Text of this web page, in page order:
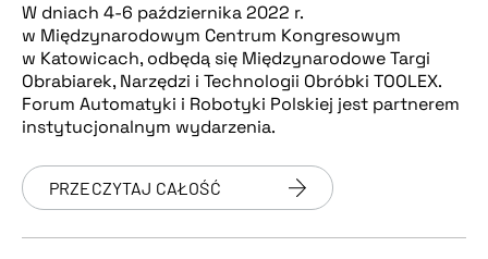
W dniach 4-6 października 2022 r.
w Międzynarodowym Centrum Kongresowym
w Katowicach, odbędą się Międzynarodowe Targi
Obrabiarek, Narzędzi i Technologii Obróbki TOOLEX.
Forum Automatyki i Robotyki Polskiej jest partnerem
instytucjonalnym wydarzenia.
PRZECZYTAJ CAŁOŚĆ